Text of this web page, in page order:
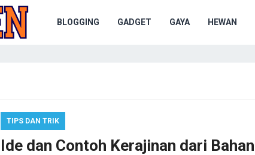
BLOGGING GADGET GAYA HEWAN
TIPS DAN TRIK
Ide dan Contoh Kerajinan dari Bahan